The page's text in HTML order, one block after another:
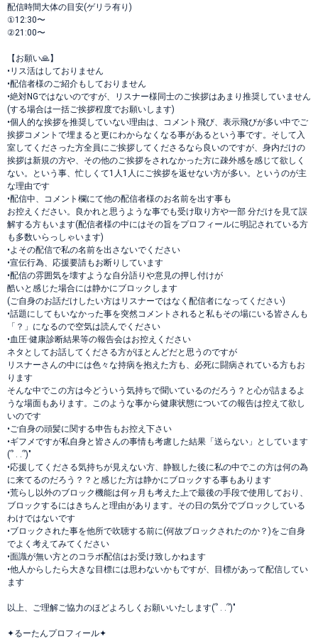
配信時間大体の目安(ゲリラ有り)
①12:30〜
②21:00〜
【お願い🙏】
•リス活はしておりません
•配信者様のご紹介もしておりません
•絶対NGではないのですが、リスナー様同士のご挨拶はあまり推奨していません
(する場合は一括ご挨拶程度でお願いします)
•個人的な挨拶を推奨していない理由は、コメント飛び、表示飛びが多い中でご
挨拶コメントで埋まると更にわからなくなる事があるという事です。そして入
室してくださった方全員にご挨拶してくださるなら良いのですが、身内だけの
挨拶は新規の方や、その他のご挨拶をされなかった方に疎外感を感じて欲しく
ない。という事、忙しくて1人1人にご挨拶を返せない方が多い。というのが主
な理由です
•配信中、コメント欄にて他の配信者様のお名前を出す事も
お控えください。良かれと思うような事でも受け取り方や一部 分だけを見て誤
解する方もいます(配信者様の中にはその旨をプロフィールに明記されている方
も多数いらっしゃいます)
•よその配信で私の名前を出さないでください
•宣伝行為、応援要請もお断りしています
•配信の雰囲気を壊すような自分語りや意見の押し付けが
酷いと感じた場合には静かにブロックします
(ご自身のお話だけしたい方はリスナーではなく配信者になってください)
•話題にしてもいなかった事を突然コメントされると私もその場にいる皆さんも
「？」になるので空気は読んでください
•血圧·健康診断結果等の報告会はお控えください
ネタとしてお話してくださる方がほとんどだと思うのですが
リスナーさんの中には色々な持病を抱えた方も、必死に闘病されている方もお
ります
そんな中でこの方は今どういう気持ちで聞いているのだろう？と心が詰まるよ
うな場面もあります。このような事から健康状態についての報告は控えて欲し
いのです
•ご自身の頭髪に関する申告もお控え下さい
•ギフメですが私自身と皆さんの事情も考慮した結果「送らない」としています
(՞ . .՞)"
•応援してくださる気持ちが見えない方、静観した後に私の中でこの方は何の為
に来てるのだろう？？と感じた方は静かにブロックする事もあります
•荒らし以外のブロック機能は何ヶ月も考えた上で最後の手段で使用しており、
ブロックするにはきちんと理由があります。その日の気分でブロックしている
わけではないです
•ブロックされた事を他所で吹聴する前に(何故ブロックされたのか？)をご自身
でよく考えてみてください
•面識が無い方とのコラボ配信はお受け致しかねます
•他人からしたら大きな目標には思わないかもですが、目標があって配信してい
ます
以上、ご理解ご協力のほどよろしくお願いいたします(՞ . .՞)"
✦るーたんプロフィール✦